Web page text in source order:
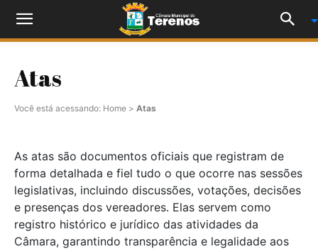
Atas
Você está acessando: Home > Atas
As atas são documentos oficiais que registram de
forma detalhada e fiel tudo o que ocorre nas sessões
legislativas, incluindo discussões, votações, decisões
e presenças dos vereadores. Elas servem como
registro histórico e jurídico das atividades da
Câmara, garantindo transparência e legalidade aos